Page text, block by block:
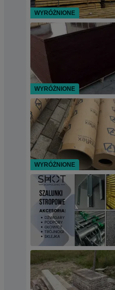
WYRÓŻNIONE
WYRÓŻNIONE
WYRÓŻNIONE